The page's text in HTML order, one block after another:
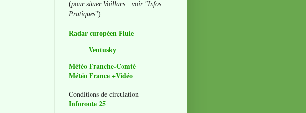
(pour situer Voillans : voir "Infos
Pratiques")
Radar européen Pluie
Ventusky
Météo Franche-Comté
Météo France +Vidéo
Conditions de circulation
Inforoute 25